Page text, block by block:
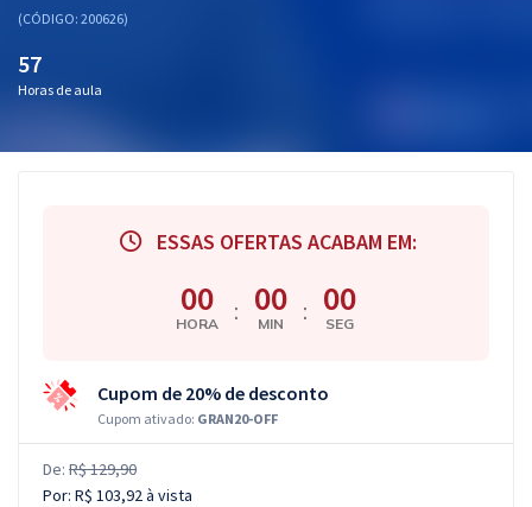
(CÓDIGO: 200626)
57
Horas de aula
ESSAS OFERTAS ACABAM EM:
00
HORA : 00
MIN : 00
SEG
Cupom de 20% de desconto
Cupom ativado: GRAN20-OFF
De: R$ 129,90
Por: R$ 103,92à vista